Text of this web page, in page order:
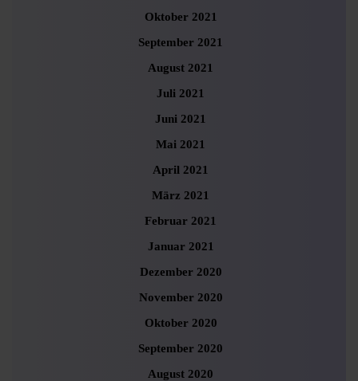
Oktober 2021
September 2021
August 2021
Juli 2021
Juni 2021
Mai 2021
April 2021
März 2021
Februar 2021
Januar 2021
Dezember 2020
November 2020
Oktober 2020
September 2020
August 2020